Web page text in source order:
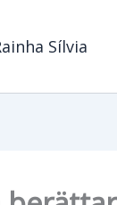
Sílvia